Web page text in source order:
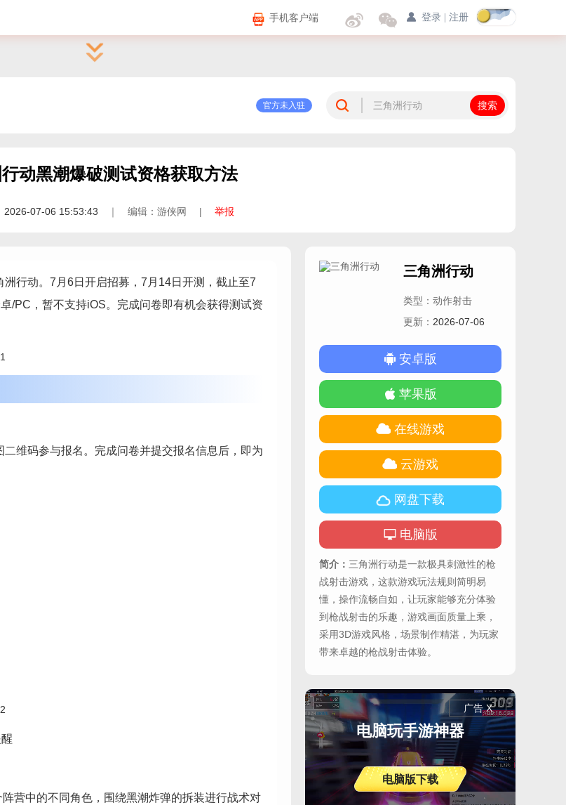
登录 注册
手机客户端
官方未入驻
动黑潮爆破测试资格获取方法
2026-07-06 15:53:43 ｜ 编辑：游侠网 | 举报
行动。7月6日开启招募，7月14日开测，截止至7
/PC，暂不支持iOS。完成问卷即有机会获得测试资
维码参与报名。完成问卷并提交报名信息后，即为
营中的不同角色，围绕黑潮炸弹的拆装进行战术对
三角洲行动
类型：动作射击
更新： 2026-07-06
安卓版
苹果版
在线游戏
云游戏
网盘下载
电脑版
简介： 三角洲行动是一款极具刺激性的枪
战射击游戏，这款游戏玩法规则简明易
懂，操作流畅自如，让玩家能够充分体验
到枪战射击的乐趣，游戏画面质量上乘，
采用3D游戏风格，场景制作精湛，为玩家
带来卓越的枪战射击体验。
电脑玩手游神器
电脑版下载
广告 X